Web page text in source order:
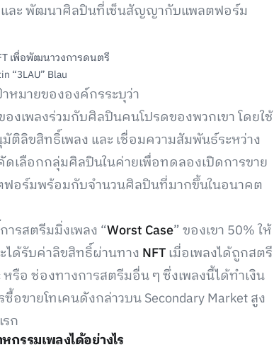
และ พัฒนาศิลปินที่เซ็นสัญญากับแพลตฟอร์ม
“3LAU” Blau
าหมายขององค์กรระบุว่า
งเพลงร่วมกับศิลปินคนโปรดของพวกเขา โดยใช้
ติลิขสิทธิ์เพลง และ เชื่อมความสัมพันธ์ระหว่าง
เลือกกลุ่มศิลปินในค่ายเพื่อทดลองเปิดการขาย
ฟอร์มพร้อมกับจำนวนศิลปินที่มากขึ้นในอนาคต
รสตรีมมิ่งเพลง “Worst Case” ของเขา 50% ให้
ได้รับค่าลิขสิทธิ์ผ่านทาง NFTเมื่อเพลงได้ถูกสตรี
รือ ช่องทางการสตรีมอื่น ๆ ซึ่งเพลงนี้ได้ทำเงิน
ขายโทเคนดังกล่าวบน Secondary Market สูง
ก
รรมเพลงได้อย่างไร